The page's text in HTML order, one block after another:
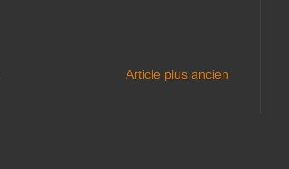
Article plus ancien